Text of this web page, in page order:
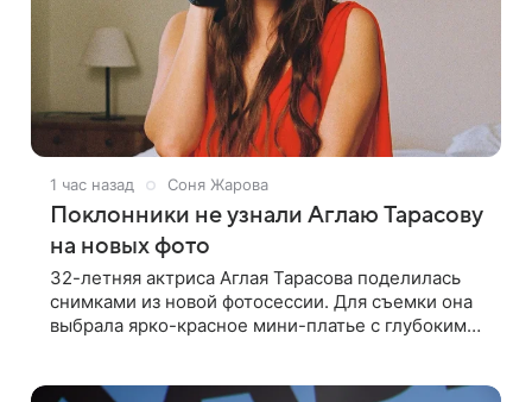
1 час назад Соня Жарова
Поклонники не узнали Аглаю Тарасову
на новых фото
32-летняя актриса Аглая Тарасова поделилась
снимками из новой фотосессии. Для съемки она
выбрала ярко-красное мини-платье с глубоким